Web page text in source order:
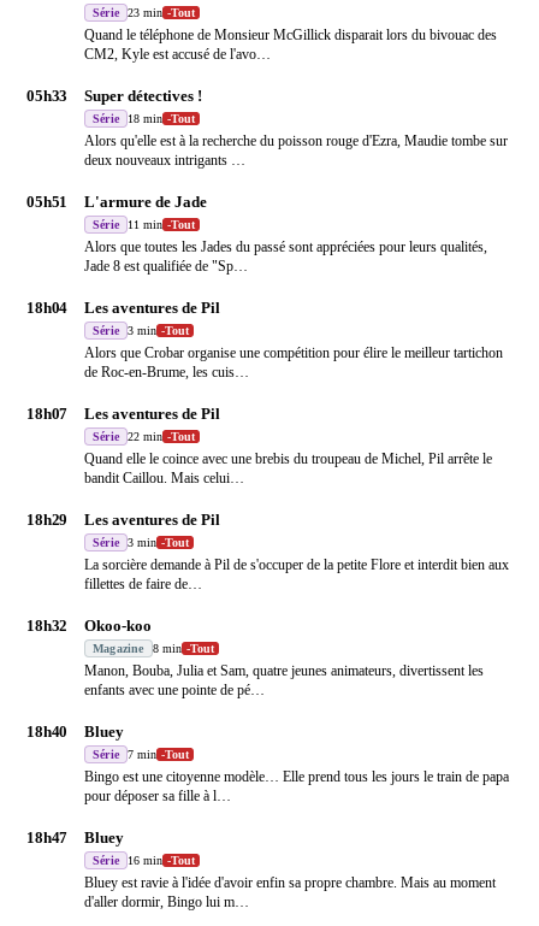
Série 23 min -Tout
Quand le téléphone de Monsieur McGillick disparait lors du bivouac des
CM2, Kyle est accusé de l'avo…
05h33 Super détectives !
Série 18 min -Tout
Alors qu'elle est à la recherche du poisson rouge d'Ezra, Maudie tombe sur
deux nouveaux intrigants …
05h51 L'armure de Jade
Série 11 min -Tout
Alors que toutes les Jades du passé sont appréciées pour leurs qualités,
Jade 8 est qualifiée de "Sp…
18h04 Les aventures de Pil
Série 3 min -Tout
Alors que Crobar organise une compétition pour élire le meilleur tartichon
de Roc-en-Brume, les cuis…
18h07 Les aventures de Pil
Série 22 min -Tout
Quand elle le coince avec une brebis du troupeau de Michel, Pil arrête le
bandit Caillou. Mais celui…
18h29 Les aventures de Pil
Série 3 min -Tout
La sorcière demande à Pil de s'occuper de la petite Flore et interdit bien aux
fillettes de faire de…
18h32 Okoo-koo
Magazine 8 min -Tout
Manon, Bouba, Julia et Sam, quatre jeunes animateurs, divertissent les
enfants avec une pointe de pé…
18h40 Bluey
Série 7 min -Tout
Bingo est une citoyenne modèle… Elle prend tous les jours le train de papa
pour déposer sa fille à l…
18h47 Bluey
Série 16 min -Tout
Bluey est ravie à l'idée d'avoir enfin sa propre chambre. Mais au moment
d'aller dormir, Bingo lui m…